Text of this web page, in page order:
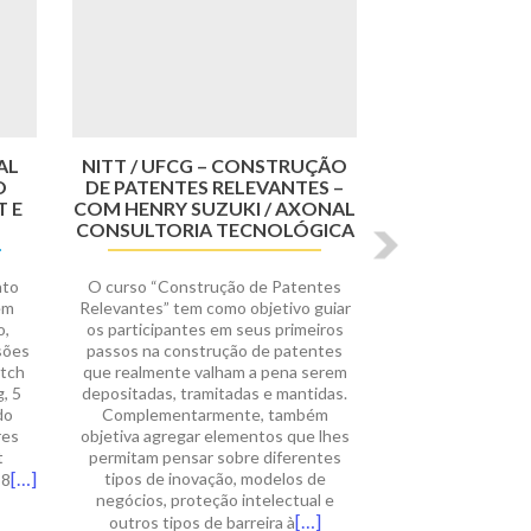
E
5
[…]
NITT / UFCG – CONSTRUÇÃO
DE PATENTES RELEVANTES –
COM HENRY SUZUKI / AXONAL
CONSULTORIA TECNOLÓGICA
O curso “Construção de Patentes
Relevantes” tem como objetivo guiar
os participantes em seus primeiros
passos na construção de patentes
que realmente valham a pena serem
depositadas, tramitadas e mantidas.
Complementarmente, também
objetiva agregar elementos que lhes
permitam pensar sobre diferentes
tipos de inovação, modelos de
negócios, proteção intelectual e
outros tipos de barreira à[…]